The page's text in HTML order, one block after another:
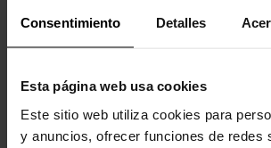
Consentimiento Detalles
Esta página web usa cookies
Este sitio web utiliza cookies para
y anuncios, ofrecer funciones de redes
-20%